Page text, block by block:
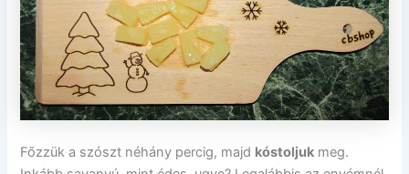
Főzzük a szószt néhány percig, majd kóstoljuk meg.